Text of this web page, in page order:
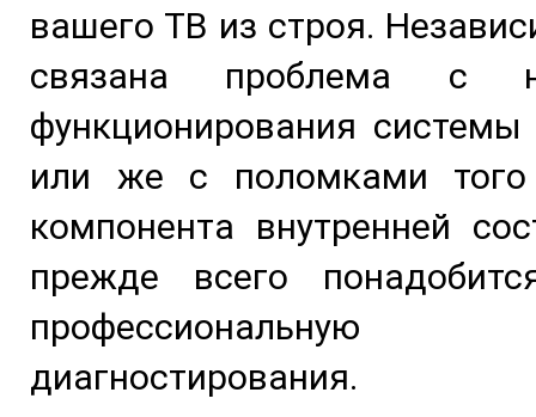
вашего ТВ из строя.
связана проблема с
функционирования системы
или же с поломками
компонента внутренней
прежде всего
профессиональную
диагностирования.